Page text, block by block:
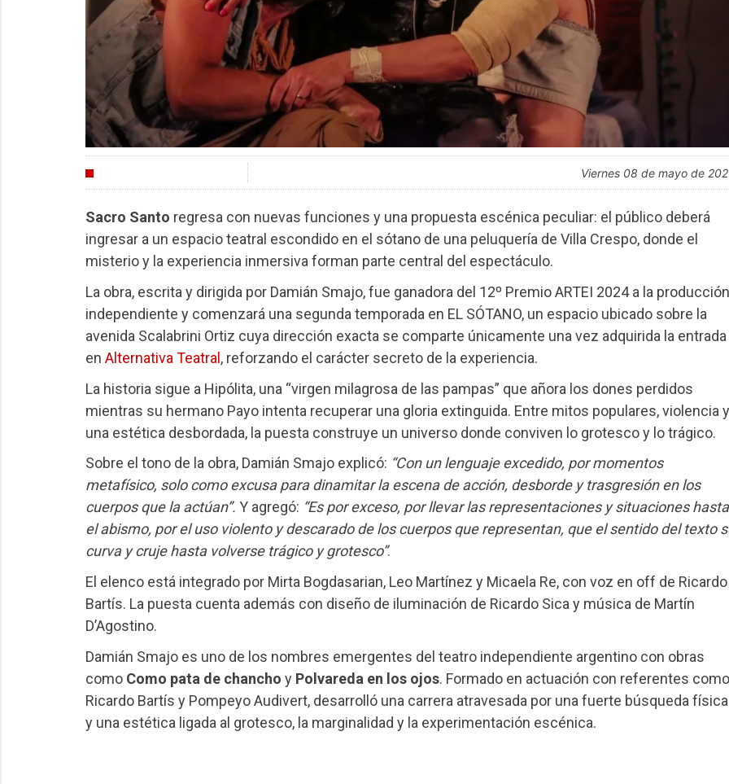
viernes 08 de mayo de
Sacro Santo regresa con nuevas funciones y una propuesta escénica peculiar: el público deberá
ingresar a un espacio teatral escondido en el sótano de una peluquería de Villa Crespo, donde el
misterio y la experiencia inmersiva forman parte central del espectáculo.
La obra, escrita y dirigida por Damián Smajo, fue ganadora del 12º Premio ARTEI 2024 a la producción
independiente y comenzará una segunda temporada en EL SÓTANO, un espacio ubicado sobre la
avenida Scalabrini Ortiz cuya dirección exacta se comparte únicamente una vez adquirida la entrada
en Alternativa Teatral, reforzando el carácter secreto de la experiencia.
La historia sigue a Hipólita, una “virgen milagrosa de las pampas” que añora los dones perdidos
mientras su hermano Payo intenta recuperar una gloria extinguida. Entre mitos populares, violencia y
una estética desbordada, la puesta construye un universo donde conviven lo grotesco y lo trágico.
Sobre el tono de la obra, Damián Smajo explicó: “Con un lenguaje excedido, por momentos
metafísico, solo como excusa para dinamitar la escena de acción, desborde y trasgresión en los
cuerpos que la actúan”. Y agregó: “Es por exceso, por llevar las representaciones y situaciones hasta
el abismo, por el uso violento y descarado de los cuerpos que representan, que el sentido del texto
curva y cruje hasta volverse trágico y grotesco”.
El elenco está integrado por Mirta Bogdasarian, Leo Martínez y Micaela Re, con voz en off de Ricardo
Bartís. La puesta cuenta además con diseño de iluminación de Ricardo Sica y música de Martín
D’Agostino.
Damián Smajo es uno de los nombres emergentes del teatro independiente argentino con obras
como Como pata de chancho y Polvareda en los ojos. Formado en actuación con referentes como
Ricardo Bartís y Pompeyo Audivert, desarrolló una carrera atravesada por una fuerte búsqueda física
y una estética ligada al grotesco, la marginalidad y la experimentación escénica.